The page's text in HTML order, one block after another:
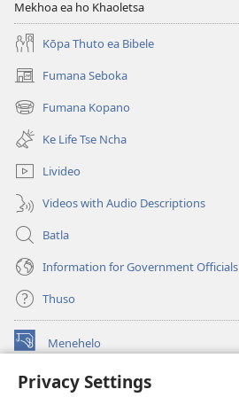
Privacy Settings
Mekhoa ea ho Khaoletsa
Kōpa Thuto ea Bibele
Fumana Seboka
(opens
new
window)
Fumana Kopano
(opens
new
window)
Ke Life Tse Ncha
Livideo
Videos with Audio Descriptions
Batla
Information for Government Officials
Thuso
Menehelo
(opens
window)Watchtower ONLINE LIBRARY